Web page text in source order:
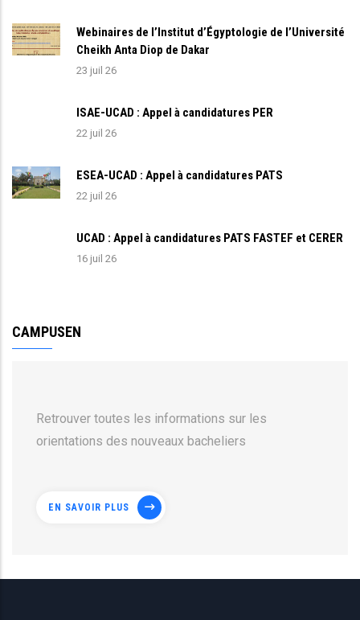
Webinaires de l’Institut d’Égyptologie de l’Université
Cheikh Anta Diop de Dakar
23 juil 26
ISAE-UCAD : Appel à candidatures PER
22 juil 26
ESEA-UCAD : Appel à candidatures PATS
22 juil 26
UCAD : Appel à candidatures PATS FASTEF et CERER
16 juil 26
CAMPUSEN
Retrouver toutes les informations sur les
orientations des nouveaux bacheliers
EN SAVOIR PLUS